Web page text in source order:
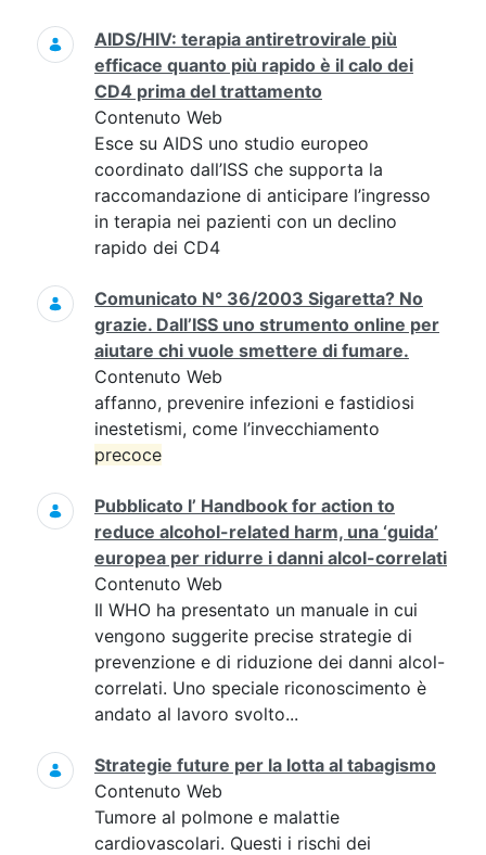
AIDS/HIV: terapia antiretrovirale più
efficace quanto più rapido è il calo dei
CD4 prima del trattamento
Contenuto Web
Esce su AIDS uno studio europeo
coordinato dall’ISS che supporta la
raccomandazione di anticipare l’ingresso
in terapia nei pazienti con un declino
rapido dei CD4
Comunicato N° 36/2003 Sigaretta? No
grazie. Dall’ISS uno strumento online per
aiutare chi vuole smettere di fumare.
Contenuto Web
affanno, prevenire infezioni e fastidiosi
inestetismi, come l’invecchiamento
precoce
Pubblicato l’ Handbook for action to
reduce alcohol-related harm, una ‘guida’
europea per ridurre i danni alcol-correlati
Contenuto Web
Il WHO ha presentato un manuale in cui
vengono suggerite precise strategie di
prevenzione e di riduzione dei danni alcol-
correlati. Uno speciale riconoscimento è
andato al lavoro svolto...
Strategie future per la lotta al tabagismo
Contenuto Web
Tumore al polmone e malattie
cardiovascolari. Questi i rischi dei